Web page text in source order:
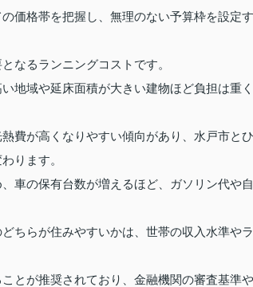
価格帯を把握し、無理のない予算枠を設定す
なるランニングコストです。
地域や延床面積が大きい建物ほど負担は重く
費が高くなりやすい傾向があり、水戸市とひ
ります。
車の保有台数が増えるほど、ガソリン代や自
ちらが住みやすいかは、世帯の収入水準やラ
とが推奨されており、金融機関の審査基準や